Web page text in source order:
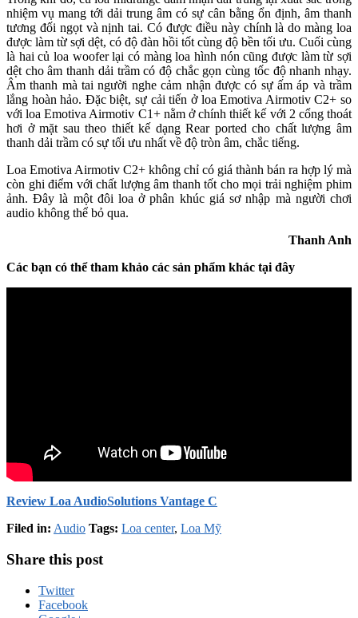
nhiệm vụ mang tới dải trung âm có sự cân bằng ổn định, âm thanh
tương đối ngọt và nịnh tai. Có được điều này chính là do màng loa
được làm từ sợi dệt, có độ đàn hồi tốt cùng độ bền tối ưu. Cuối cùng
là hai củ loa woofer lại có màng loa hình nón cũng được làm từ sợi
dệt cho âm thanh dải trầm có độ chắc gọn cùng tốc độ nhanh nhạy.
Âm thanh mà tai người nghe cảm nhận được có sự ấm áp và trầm
lắng hoàn hảo. Đặc biệt, sự cải tiến ở loa Emotiva Airmotiv C2+ so
với loa Emotiva Airmotiv C1+ nằm ở chính thiết kế với 2 cổng thoát
hơi ở mặt sau theo thiết kế dạng Rear ported cho chất lượng âm
thanh dải trầm có sự tối ưu nhất về độ tròn âm, chắc tiếng.
Loa Emotiva Airmotiv C2+ không chỉ có giá thành bán ra hợp lý mà
còn ghi điểm với chất lượng âm thanh tốt cho mọi trải nghiệm phim
ảnh. Đây là một đôi loa ở phân khúc giá sơ nhập mà người chơi
audio không thể bỏ qua.
Thanh Anh
Các bạn có thể tham khảo các sản phẩm khác tại đây
Review Loa AudioSolutions Vantage C
Filed in: Audio Tags: Loa center, Loa Mỹ
Share this post
Twitter
Facebook